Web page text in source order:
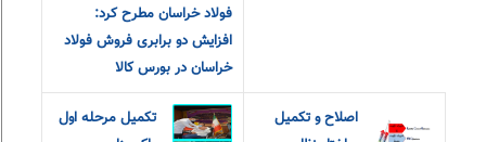
فولاد خراسان مطرح کرد:
افزایش دو برابری فروش فولاد
خراسان در بورس کالا
اصلاح و تکمیل
تکمیل مرحله اول